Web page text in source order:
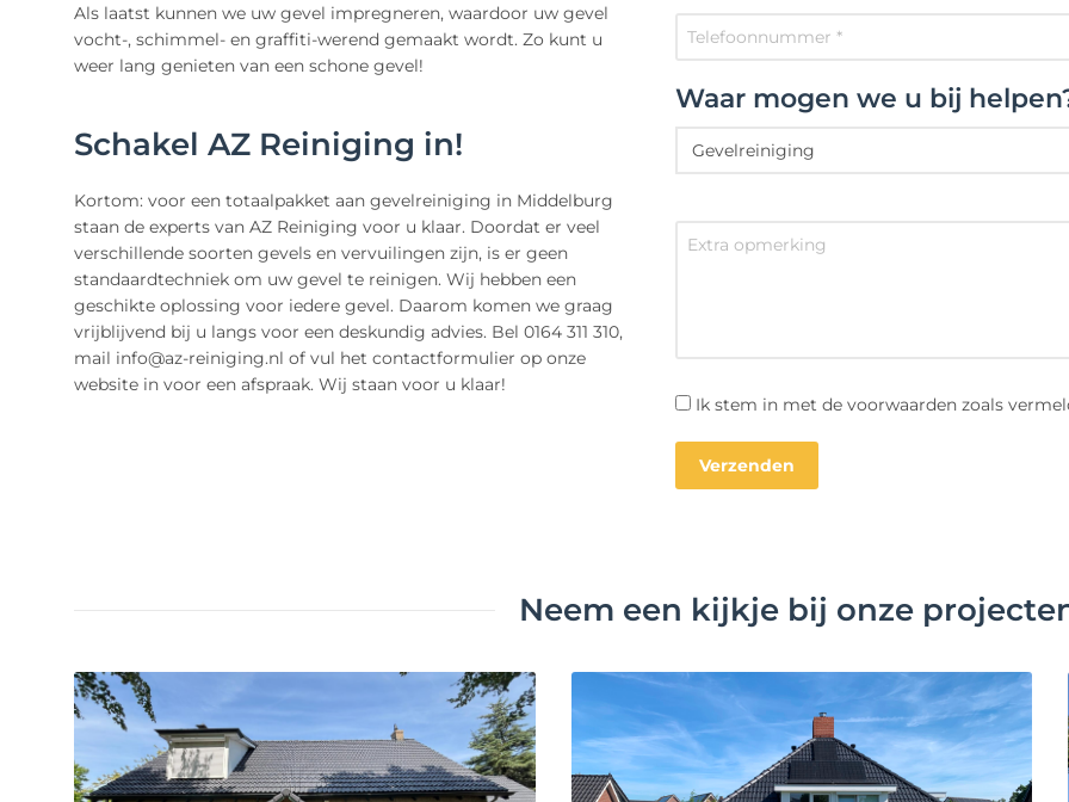
Als laatst kunnen we uw gevel impregneren, waardoor uw gevel
vocht-, schimmel- en graffiti-werend gemaakt wordt. Zo kunt u
weer lang genieten van een schone gevel!
Schakel AZ Reiniging in!
Kortom: voor een totaalpakket aan gevelreiniging in Middelburg
staan de experts van AZ Reiniging voor u klaar. Doordat er veel
verschillende soorten gevels en vervuilingen zijn, is er geen
standaardtechniek om uw gevel te reinigen. Wij hebben een
geschikte oplossing voor iedere gevel. Daarom komen we graag
vrijblijvend bij u langs voor een deskundig advies. Bel 0164 311 310,
mail info@az-reiniging.nl of vul het contactformulier op onze
website in voor een afspraak. Wij staan voor u klaar!
Waar mogen we u bij
Ik stem in met de voorwaarden zoals
Neem een kijkje bij onze